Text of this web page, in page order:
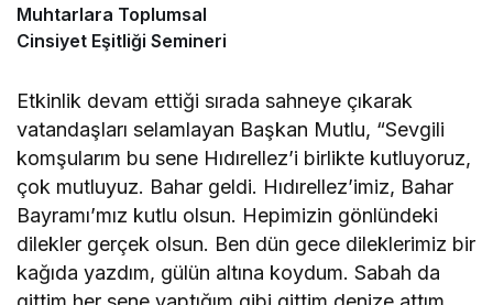
Muhtarlara Toplumsal
Cinsiyet Eşitliği Semineri
Etkinlik devam ettiği sırada sahneye çıkarak
vatandaşları selamlayan Başkan Mutlu, “Sevgili
komşularım bu sene Hıdırellez’i birlikte kutluyoruz,
çok mutluyuz. Bahar geldi. Hıdırellez’imiz, Bahar
Bayramı’mız kutlu olsun. Hepimizin gönlündeki
dilekler gerçek olsun. Ben dün gece dileklerimiz bir
kağıda yazdım, gülün altına koydum. Sabah da